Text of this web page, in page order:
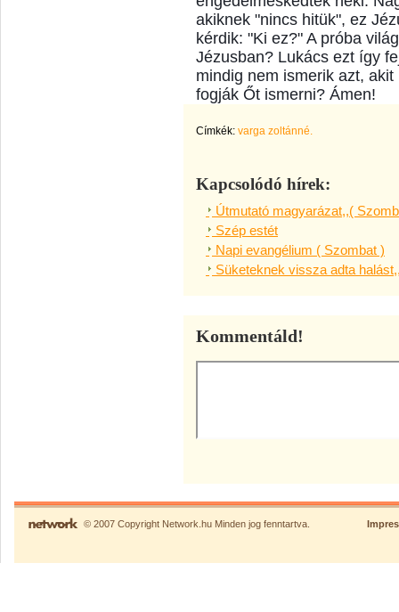
akiknek "nincs hitük", ez
kérdik: "Ki ez?" A próba
Jézusban? Lukács ezt így
mindig nem ismerik azt,
fogják Őt ismerni? Ámen!
Címkék: varga zoltánné.
Kapcsolódó hírek:
Útmutató magyarázat,,(
Szép estét
Napi evangélium ( Szombat )
Süketeknek vissza adta
Kommentáld!
© 2007 Copyright Network.hu Minden jog fenntartva.